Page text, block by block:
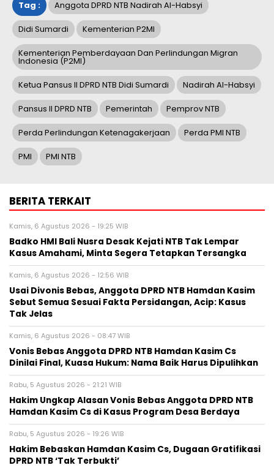
Tag : Anggota DPRD NTB Nadirah Al-Habsyi
Didi Sumardi Kementerian P2MI
Kementerian Pemberdayaan Dan Perlindungan Migran
Indonesia (P2MI)
Ketua Pansus II DPRD NTB Didi Sumardi Nadirah Al-Habsyi
Pansus II DPRD NTB Pemerintah Pemprov NTB
Perda Perlindungan Ketenagakerjaan Perda PMI NTB
PMI PMI NTB
BERITA TERKAIT
Kamis, 6 Agustus 2026 - 19:25 WIB
Badko HMI Bali Nusra Desak Kejati NTB Tak Lempar
Kasus Amahami, Minta Segera Tetapkan Tersangka
Kamis, 6 Agustus 2026 - 12:56 WIB
Usai Divonis Bebas, Anggota DPRD NTB Hamdan Kasim
Sebut Semua Sesuai Fakta Persidangan, Acip: Kasus
Tak Jelas
Kamis, 6 Agustus 2026 - 08:47 WIB
Vonis Bebas Anggota DPRD NTB Hamdan Kasim Cs
Dinilai Final, Kuasa Hukum: Nama Baik Harus Dipulihkan
Rabu, 5 Agustus 2026 - 21:21 WIB
Hakim Ungkap Alasan Vonis Bebas Anggota DPRD NTB
Hamdan Kasim Cs di Kasus Program Desa Berdaya
Rabu, 5 Agustus 2026 - 19:26 WIB
Hakim Bebaskan Hamdan Kasim Cs, Dugaan Gratifikasi
DPRD NTB ‘Tak Terbukti’